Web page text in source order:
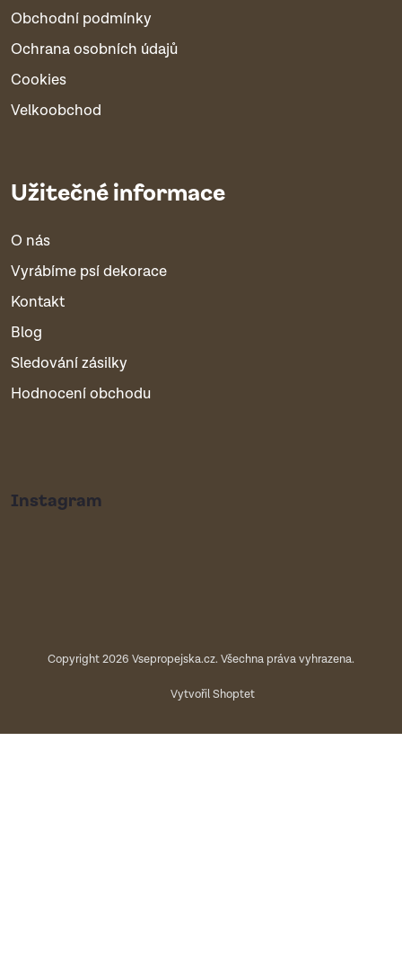
Obchodní podmínky
Ochrana osobních údajů
Cookies
Velkoobchod
Užitečné informace
O nás
Vyrábíme psí dekorace
Kontakt
Blog
Sledování zásilky
Hodnocení obchodu
Instagram
Vytvořil Shoptet
Copyright 2026 Vsepropejska.cz. Všechna práva vyhrazena.